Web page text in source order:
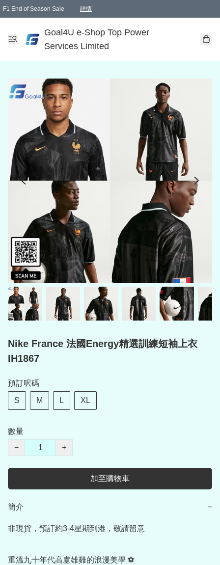
F1 End of Season Sale 詳情
Goal4U e-Shop Top Power
Services Limited
Nike France 法國Energy精選訓練短袖上衣
IH1867
預訂呎碼
S M L XL
數量
−
+
加至購物車
簡介 −
非現貨，預訂約3-4星期到港，敬請留意
重溫九十年代高盧雄雞的浪漫美學 ⚽